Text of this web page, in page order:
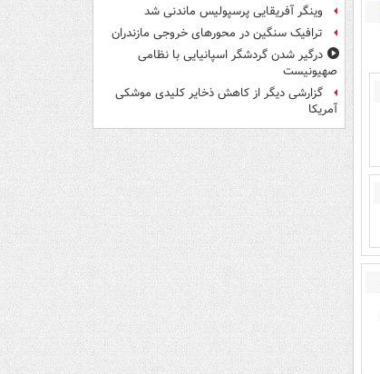
وینگر آفریقایی پرسپولیس ماندنی شد
ترافیک سنگین در محورهای خروجی مازندران
درگیر شدن گردشگر اسپانیایی با نظامی
صهیونیست
گزارشی دیگر از کاهش ذخایر کلیدی موشکی
آمریکا